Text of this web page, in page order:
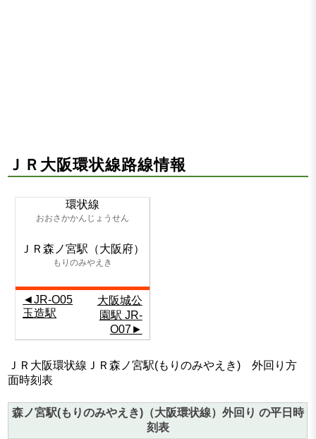
ＪＲ大阪環状線路線情報
環状線
おおさかかんじょうせん
ＪＲ森ノ宮駅（大阪府）
もりのみやえき
◄JR-O05
玉造駅
大阪城公
園駅 JR-
O07►
ＪＲ大阪環状線ＪＲ森ノ宮駅(もりのみやえき) 外回り方
面時刻表
森ノ宮駅(もりのみやえき)（大阪環状線）外回り の平日時
刻表